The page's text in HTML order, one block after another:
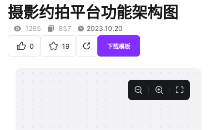
社区资源
下载
私有化部署
客户案例
摄影约拍平台功能架构图
1265 857 2023.10.20
0 19 下载模板